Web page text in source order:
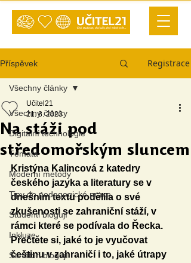
Příspěvek Registrace
Všechny články
Digitální technologie
Témata
Moderní metody
Tipy do pedagogické praxe
Studenti blogují
Inkluze
Senátoři blogují
Všechny články
Na stáži pod
středomořským sluncem
Učitel21
21. 8. 2023
Kristýna Kalincová z katedry
českého jazyka a literatury se v
dnešním textu podělila o své
zkušenosti se zahraniční stáží, v
rámci které se podívala do Řecka.
Přečtěte si, jaké to je vyučovat
češtinu v zahraničí i to, jaké útrapy